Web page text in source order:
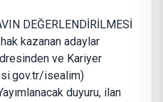
DEĞERLENDİRİLMESİ
kazanan adaylar
ve Kariyer
isealim)
duyuru, ilan